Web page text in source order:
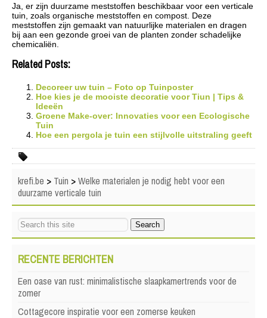
Ja, er zijn duurzame meststoffen beschikbaar voor een verticale
tuin, zoals organische meststoffen en compost. Deze
meststoffen zijn gemaakt van natuurlijke materialen en dragen
bij aan een gezonde groei van de planten zonder schadelijke
chemicaliën.
Related Posts:
Decoreer uw tuin – Foto op Tuinposter
Hoe kies je de mooiste decoratie voor Tiun | Tips &
Ideeën
Groene Make-over: Innovaties voor een Ecologische
Tuin
Hoe een pergola je tuin een stijlvolle uitstraling geeft
krefi.be > Tuin >Welke materialen je nodig hebt voor een
duurzame verticale tuin
RECENTE BERICHTEN
Een oase van rust: minimalistische slaapkamertrends voor de
zomer
Cottagecore inspiratie voor een zomerse keuken